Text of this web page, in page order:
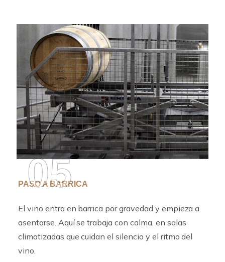
05
PASO A BARRICA
El vino entra en barrica por gravedad y empieza a
asentarse. Aquí se trabaja con calma, en salas
climatizadas que cuidan el silencio y el ritmo del
vino.